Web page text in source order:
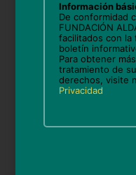
Guarda mi
este navegador para
Información
De conformidad
FUNDACIÓN
facilitados con la
boletín
Para obtener
tratamiento de
derechos, visite
Privacidad